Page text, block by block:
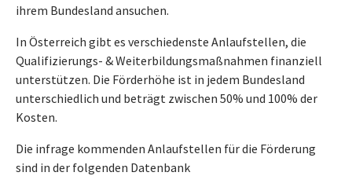
ihrem Bundesland ansuchen.
In Österreich gibt es verschiedenste Anlaufstellen, die
Qualifizierungs- & Weiterbildungsmaßnahmen finanziell
unterstützen. Die Förderhöhe ist in jedem Bundesland
unterschiedlich und beträgt zwischen 50% und 100% der
Kosten.
Die infrage kommenden Anlaufstellen für die Förderung
sind in der folgenden Datenbank